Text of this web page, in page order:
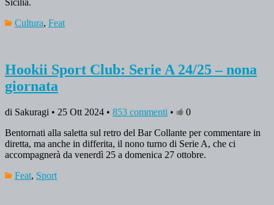
Sicilia.
Cultura, Feat
Hookii Sport Club: Serie A 24/25 – nona
giornata
di Sakuragi • 25 Ott 2024 • 853 commenti •
0
Bentornati alla saletta sul retro del Bar Collante per commentare in
diretta, ma anche in differita, il nono turno di Serie A, che ci
accompagnerà da venerdì 25 a domenica 27 ottobre.
Feat, Sport